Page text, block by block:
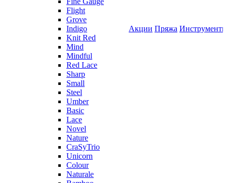
Flight
Grove
Indigo
Knit Red
Mind
Mindful
Red Lace
Sharp
Small
Steel
Umber
Basic
Lace
Novel
Nature
CraSyTrio
Unicorn
Colour
Naturale
Акции Пряжа Инструменты